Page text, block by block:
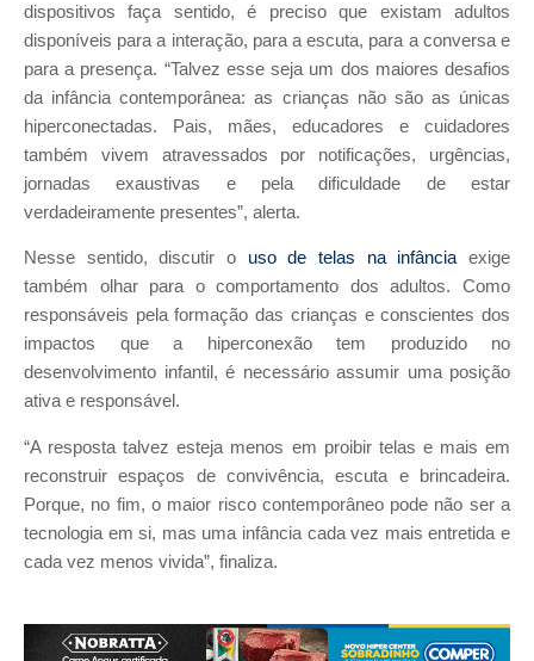
dispositivos faça sentido, é preciso que existam adultos
disponíveis para a interação, para a escuta, para a conversa e
para a presença. “Talvez esse seja um dos maiores desafios
da infância contemporânea: as crianças não são as únicas
hiperconectadas. Pais, mães, educadores e cuidadores
também vivem atravessados por notificações, urgências,
jornadas exaustivas e pela dificuldade de estar
verdadeiramente presentes”, alerta.
Nesse sentido, discutir o uso de telas na infância exige
também olhar para o comportamento dos adultos. Como
responsáveis pela formação das crianças e conscientes dos
impactos que a hiperconexão tem produzido no
desenvolvimento infantil, é necessário assumir uma posição
ativa e responsável.
“A resposta talvez esteja menos em proibir telas e mais em
reconstruir espaços de convivência, escuta e brincadeira.
Porque, no fim, o maior risco contemporâneo pode não ser a
tecnologia em si, mas uma infância cada vez mais entretida e
cada vez menos vivida”, finaliza.